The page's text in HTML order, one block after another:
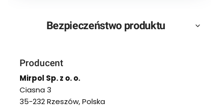
Bezpieczeństwo produktu
Producent
Mirpol Sp. z o. o.
Ciasna 3
35-232 Rzeszów, Polska